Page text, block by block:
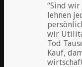
“Sind
lehnen
wir
Tod
Kauf,